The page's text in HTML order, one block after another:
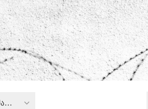
სისხლის სამართლის მართლმსაჯულება